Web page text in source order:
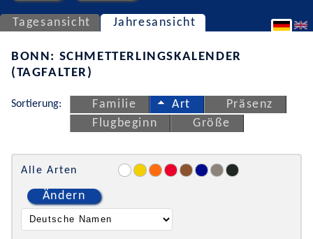
Tagesansicht Jahresansicht
BONN: SCHMETTERLINGSKALENDER
(TAGFALTER)
Sortierung: Familie Art
Präsenz
Flugbeginn
Größe
Alle Arten
Ändern